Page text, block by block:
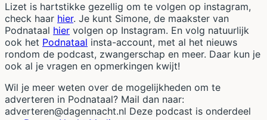
Lizet is hartstikke gezellig om te volgen op instagram,
check haar hier. Je kunt Simone, de maakster van
Podnataal hier volgen op Instagram. En volg natuurlijk
ook het Podnataal insta-account, met al het nieuws
rondom de podcast, zwangerschap en meer. Daar kun je
ook al je vragen en opmerkingen kwijt!
Wil je meer weten over de mogelijkheden om te
adverteren in Podnataal? Mail dan naar:
adverteren@dagennacht.nl Deze podcast is onderdeel